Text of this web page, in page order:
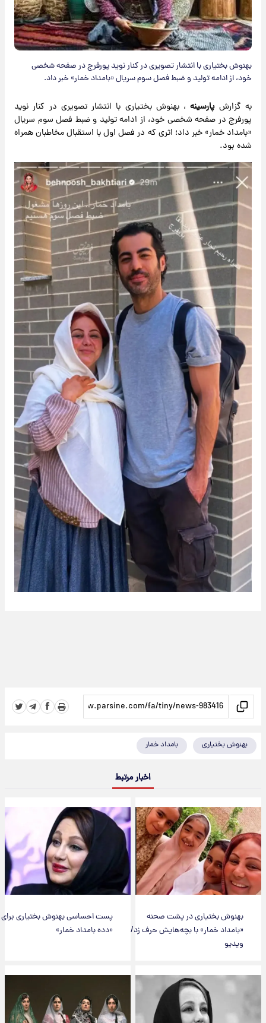
بهنوش بختیاری با انتشار تصویری در کنار نوید پورفرج در صفحه شخصی
خود، از ادامه تولید و ضبط فصل سوم سریال «بامداد خمار» خبر داد.
به گزارشپارسینه، بهنوش بختیاری با انتشار تصویری در کنار نوید
پورفرج در صفحه شخصی خود، از ادامه تولید و ضبط فصل سوم سریال
«بامداد خمار» خبر داد؛ اثری که در فصل‌ اول با استقبال مخاطبان همراه
شده بود.
بهنوش بختیاری بامداد خمار
اخبار مرتبط
بهنوش بختیاری در پشت صحنه
«بامداد خمار» با بچه‌هایش حرف زد/
ویدیو
پست احساسی بهنوش بختیاری برای
«دده بامداد خمار»